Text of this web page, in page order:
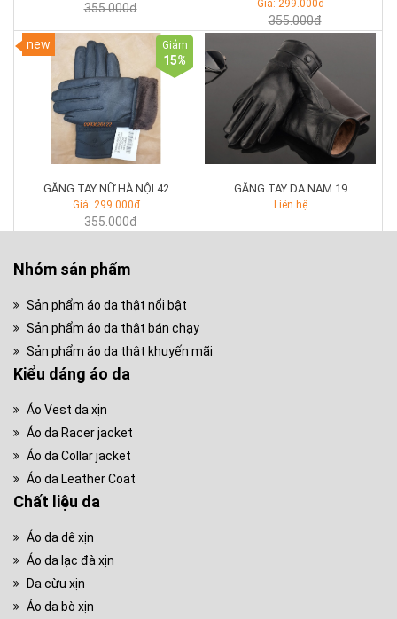
355.000đ Giá: 299.000đ
355.000đ
new
Giảm
15%
GĂNG TAY NỮ HÀ NỘI 42
Giá: 299.000đ
355.000đ
GĂNG TAY DA NAM 19
Liên hệ
Nhóm sản phẩm
Sản phẩm áo da thật nổi bật
Sản phẩm áo da thật bán chạy
Sản phẩm áo da thật khuyến mãi
Kiểu dáng áo da
Áo Vest da xịn
Áo da Racer jacket
Áo da Collar jacket
Áo da Leather Coat
Chất liệu da
Áo da dê xịn
Áo da lạc đà xịn
Da cừu xịn
Áo da bò xịn